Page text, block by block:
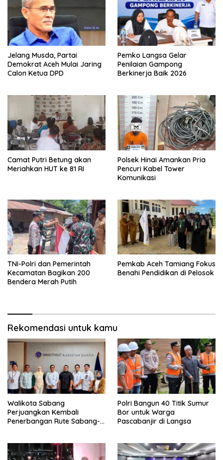
Jelang Musda, Partai
Demokrat Aceh Mulai Jaring
Calon Ketua DPD
Pemko Langsa Gelar
Penilaian Gampong
Berkinerja Baik 2026
Camat Putri Betung akan
Meriahkan HUT ke 81 RI
Polsek Hinai Amankan Pria
Pencuri Kabel Tower
Komunikasi
TNI-Polri dan Pemerintah
Kecamatan Bagikan 200
Bendera Merah Putih
Pemkab Aceh Tamiang Fokus
Benahi Pendidikan di Pelosok
Rekomendasi untuk kamu
Walikota Sabang
Perjuangkan Kembali
Penerbangan Rute Sabang-
Polri Bangun 40 Titik Sumur
Bor untuk Warga
Pascabanjir di Langsa